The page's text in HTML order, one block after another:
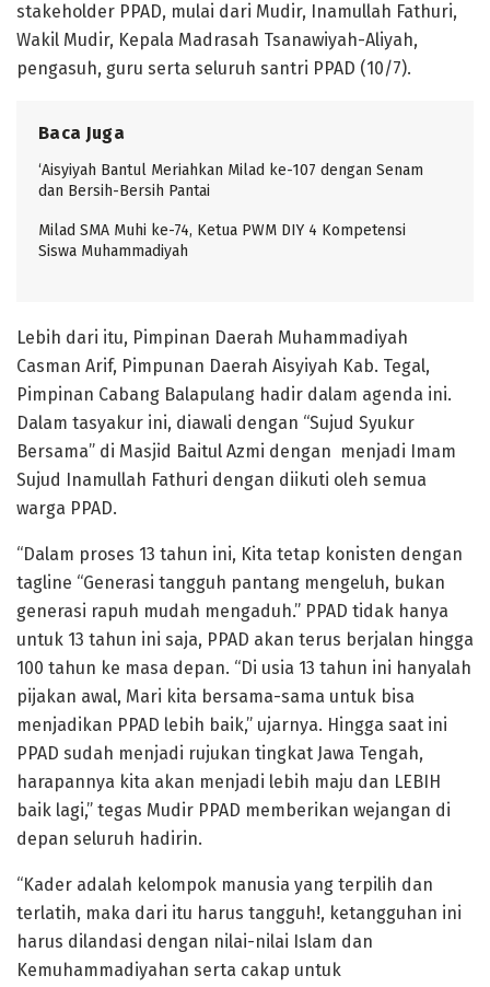
stakeholder PPAD, mulai dari Mudir, Inamullah Fathuri,
Wakil Mudir, Kepala Madrasah Tsanawiyah-Aliyah,
pengasuh, guru serta seluruh santri PPAD (10/7).
Baca Juga
‘Aisyiyah Bantul Meriahkan Milad ke-107 dengan Senam
dan Bersih-Bersih Pantai
Milad SMA Muhi ke-74, Ketua PWM DIY 4 Kompetensi
Siswa Muhammadiyah
Lebih dari itu, Pimpinan Daerah Muhammadiyah
Casman Arif, Pimpunan Daerah Aisyiyah Kab. Tegal,
Pimpinan Cabang Balapulang hadir dalam agenda ini.
Dalam tasyakur ini, diawali dengan “Sujud Syukur
Bersama” di Masjid Baitul Azmi dengan menjadi Imam
Sujud Inamullah Fathuri dengan diikuti oleh semua
warga PPAD.
“Dalam proses 13 tahun ini, Kita tetap konisten dengan
tagline “Generasi tangguh pantang mengeluh, bukan
generasi rapuh mudah mengaduh.” PPAD tidak hanya
untuk 13 tahun ini saja, PPAD akan terus berjalan hingga
100 tahun ke masa depan. “Di usia 13 tahun ini hanyalah
pijakan awal, Mari kita bersama-sama untuk bisa
menjadikan PPAD lebih baik,” ujarnya. Hingga saat ini
PPAD sudah menjadi rujukan tingkat Jawa Tengah,
harapannya kita akan menjadi lebih maju dan LEBIH
baik lagi,” tegas Mudir PPAD memberikan wejangan di
depan seluruh hadirin.
“Kader adalah kelompok manusia yang terpilih dan
terlatih, maka dari itu harus tangguh!, ketangguhan ini
harus dilandasi dengan nilai-nilai Islam dan
Kemuhammadiyahan serta cakap untuk